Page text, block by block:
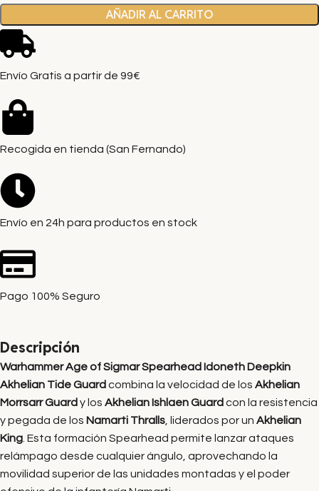
AÑADIR AL CARRITO
Envío Gratis a partir de 99€
Recogida en tienda (San Fernando)
Envío en 24h para productos en stock
Pago 100% Seguro
Descripción
Warhammer Age of Sigmar Spearhead Idoneth Deepkin
Akhelian Tide Guard combina la velocidad de los Akhelian
Morrsarr Guard y los Akhelian Ishlaen Guard con la resistencia
y pegada de los Namarti Thralls , liderados por un Akhelian
King . Esta formación Spearhead permite lanzar ataques
relámpago desde cualquier ángulo, aprovechando la
movilidad superior de las unidades montadas y el poder